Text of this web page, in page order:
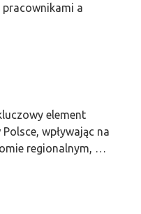
a
element
wpływając na
regionalnym, …